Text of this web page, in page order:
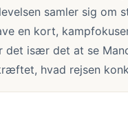
samler sig om
en kort,
det især det at se
hvad rejsen